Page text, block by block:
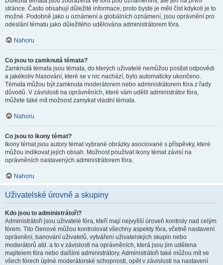
stránce. Často obsahují důležité informace, proto byste je měli číst kdykoli je to
možné. Podobně jako u oznámení a globálních oznámení, jsou oprávnění pro
odeslání tématu jako důležitého udělována administrátorem fóra.
Nahoru
Co jsou to zamknutá témata?
Zamknutá témata jsou témata, do kterých uživatelé nemůžou posílat odpovědi
a jakékoliv hlasování, které se v nic nachází, bylo automaticky ukončeno.
Témata můžou být zamknuta moderátorem nebo administrátorem fóra z řady
důvodů. V závislosti na oprávněních, které vám udělil administrátor fóra,
můžete také mít možnost zamykat vlastní témata.
Nahoru
Co jsou to ikony témat?
Ikony témat jsou autory témat vybrané obrázky asociované s příspěvky, které
můžou indikovat jejich obsah. Možnost používat ikony témat závisí na
oprávněních nastavených administrátorem fóra.
Nahoru
Uživatelské úrovně a skupiny
Kdo jsou to administrátoři?
Administrátoři jsou uživatelé fóra, kteří mají nejvyšší úroveň kontroly nad celým
fórem. Tito členové můžou kontrolovat všechny aspekty fóra, včetně nastavení
oprávnění, banování uživatelů, vytváření uživatelských skupin nebo
moderátorů atd. a to v závislosti na oprávněních, která jsou jim udělena
majitelem fóra nebo dalšími administrátory. Administrátoři také můžou mít ve
všech fórech úplné moderátorské schopnosti, opět v závislosti na nastavení